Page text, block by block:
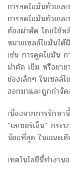
การลดไขมันด้วยเล
การลดไขมันด้วยเล
ต้องผ่าตัด โดยใช้พ
หมายเซลล์ไขมันใ
เช่น การดูดไขมัน ก
ผ่าตัด เข็ม หรือยาช
ช่องเล็กๆ ในเซลล์
ออกมาและถูกกำจั
เนื่องจากการรักษา
“เลเซอร์เย็น” กร
น้อยที่สุด ในขณะเ
เทคโนโลยีนี้ทำงาน